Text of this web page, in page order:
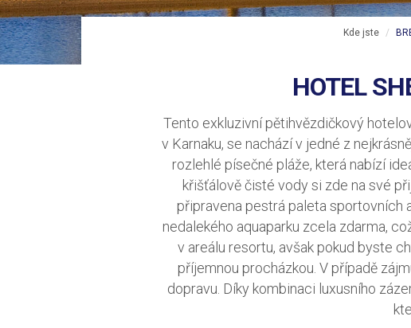
Kde jste
HOTEL
Tento exkluzivní pětihvězdičkový
v Karnaku, se nachází v jedné z
rozlehlé písečné pláže, která nabízí
křišťálově čisté vody si zde na své
připravena pestrá paleta sportovních
nedalekého aquaparku zcela zdarma,
v areálu resortu, avšak pokud byste
příjemnou procházkou. V případě
dopravu. Díky kombinaci luxusního